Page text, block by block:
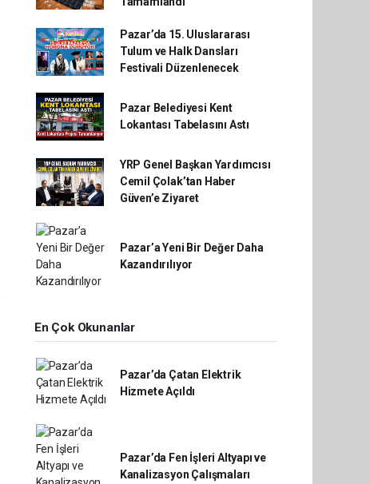
Pazar’da 15. Uluslararası
Tulum ve Halk Dansları
Festivali Düzenlenecek
Pazar Belediyesi Kent
Lokantası Tabelasını Astı
YRP Genel Başkan Yardımcısı
Cemil Çolak’tan Haber
Güven’e Ziyaret
Pazar’a Yeni Bir Değer Daha
Kazandırılıyor
En Çok Okunanlar
Pazar’da Çatan Elektrik
Hizmete Açıldı
Pazar’da Fen İşleri Altyapı ve
Kanalizasyon Çalışmaları